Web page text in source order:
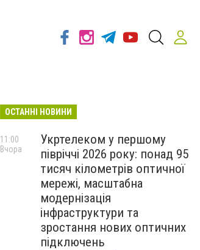
ОСТАННІ НОВИНИ
Укртелеком у першому
півріччі 2026 року: понад 95
тисяч кілометрів оптичної
мережі, масштабна
модернізація
інфраструктури та
зростання нових оптичних
підключень
11:00
Вчора